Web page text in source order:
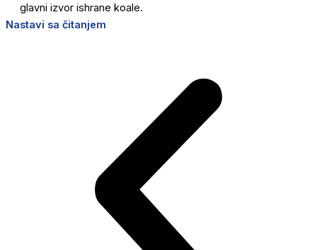
glavni izvor ishrane koale.
Nastavi sa čitanjem